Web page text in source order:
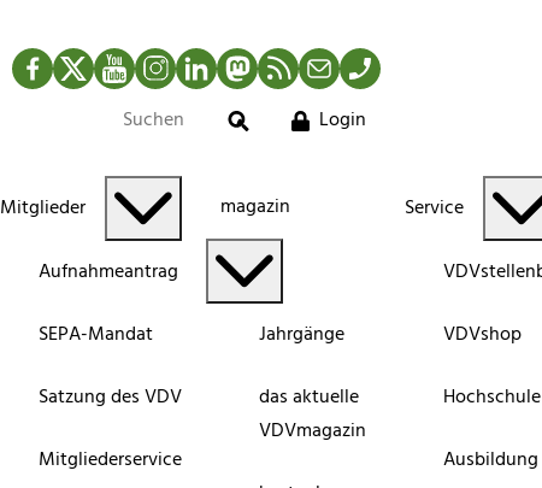
Facebook
TwitterYouTubeInstagram
LinkedInMastodonRSS-Newsfeed
MailTelefon
Suche
Login
Mitglieder
Aufnahmeantrag
SEPA-Mandat
Satzung des VDV
Mitgliederservice
magazin
Jahrgänge
das aktuelle
VDVmagazin
Service
VDVshop
Ausbildung